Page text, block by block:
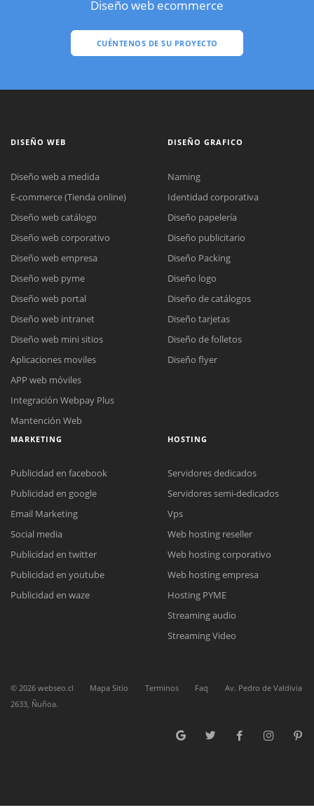
Diseño web ecommerce
CUÉNTENOS DE SU PROYECTO
Reunión online
Nuestros ejecutivos le enviarán un correo electrónico con el enlace a
Meet para la reunión online.
Cotización
Complete el formulario y nos contactaremos a la brevedad.
Chat Online
para enviarnos un correo electrónico con sus datos personales.
DISEÑO WEB
Diseño web a medida
E-commerce (Tienda online)
Diseño web catálogo
Diseño web corporativo
Diseño web empresa
Diseño web pyme
Diseño web portal
Diseño web intranet
Diseño web mini sitios
Aplicaciones moviles
APP web móviles
Integración Webpay Plus
Mantención Web
DISEÑO GRAFICO
Naming
Identidad corporativa
Diseño papelería
Diseño publicitario
Diseño Packing
Diseño logo
Diseño de catálogos
Diseño tarjetas
Diseño de folletos
Diseño flyer
MARKETING
Publicidad en facebook
Publicidad en google
Email Marketing
Social media
Publicidad en twitter
Publicidad en youtube
Publicidad en waze
HOSTING
Servidores dedicados
Servidores semi-dedicados
Vps
Web hosting reseller
Web hosting corporativo
Web hosting empresa
Hosting PYME
Streaming audio
Streaming Video
© 2026 webseo.cl Mapa Sitio Terminos Faq
Av. Pedro de Valdivia
2633, Ñuñoa.